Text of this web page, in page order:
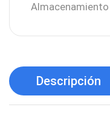
Almacenamiento
Antivirus (1)
Aro de luz
Descripción